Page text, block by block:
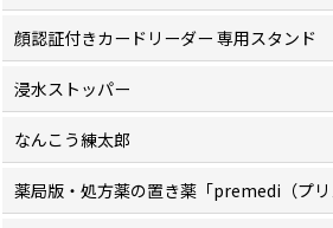
顔認証付きカードリーダー 専用スタンド
浸水ストッパー
なんこう練太郎
薬局版・処方薬の置き薬「premedi（プリ